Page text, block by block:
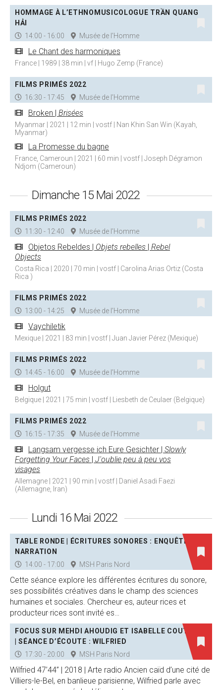
HOMMAGE À L’ETHNOMUSICOLOGUE TRẦN QUANG
HẢI
14:00 - 16:00
Musée de l’Homme
Le Chant des harmoniques
France | 1989 | 38 min | vf | Hugo Zemp (France)
FILMS PRIMÉS 2022
16:30 - 17:45
Musée de l’Homme
Broken | Brisées
Myanmar | 2021 | 12 min | vostf | Nan Khin San Win (Kayah,
Myanmar)
La Promesse du bagne
France, Cameroun | 2021 | 60 min | vostf | Joseph Dégramon
Ndjom (Cameroun)
Dimanche 15 Mai 2022
FILMS PRIMÉS 2022
11:30 - 12:40
Musée de l’Homme
Objetos Rebeldes | Objets rebelles | Rebel
Objects
Costa Rica | 2020 | 70 min | vostf | Carolina Arias Ortiz (Costa
Rica )
FILMS PRIMÉS 2022
13:00 - 14:25
Musée de l’Homme
Vaychiletik
Mexique | 2021 | 83 min | vostf | Juan Javier Pérez (Mexique)
FILMS PRIMÉS 2022
14:45 - 16:00
Musée de l’Homme
Holgut
Belgique | 2021 | 75 min | vostf | Liesbeth de Ceulaer (Belgique)
FILMS PRIMÉS 2022
16:15 - 17:35
Musée de l’Homme
Langsam vergesse ich Eure Gesichter | Slowly
Forgetting Your Faces | J'oublie peu à peu vos
visages
Allemagne | 2021 | 90 min | vostf | Daniel Asadi Faezi
(Allemagne, Iran)
Lundi 16 Mai 2022
TABLE RONDE | ÉCRITURES SONORES : ENQUÊTE ET
NARRATION
14:00 - 17:00
MSH Paris Nord
Cette séance explore les différentes écritures du sonore,
ses possibilités créatives dans le champ des sciences
humaines et sociales. Chercheur·es, auteur·rices et
producteur·rices sont invité·es…
FOCUS SUR MEHDI AHOUDIG ET ISABELLE COUTANT
| SÉANCE D’ÉCOUTE : WILFRIED
17:30 - 20:00
MSH Paris Nord
Wilfried 47’44’’ | 2018 | Arte radio Ancien caïd d’une cité de
Villiers-le-Bel, en banlieue parisienne, Wilfried parle avec